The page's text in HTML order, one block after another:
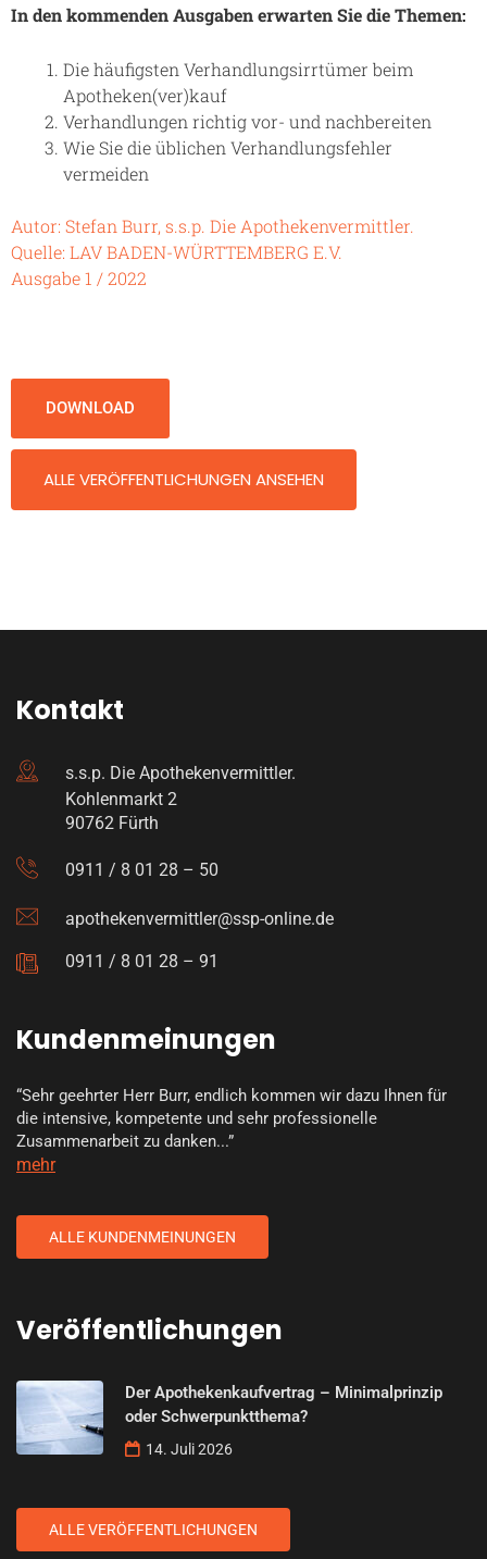
In den kommenden Ausgaben erwarten Sie die Themen:
Die häufigsten Verhandlungsirrtümer beim
Apotheken(ver)kauf
Verhandlungen richtig vor- und nachbereiten
Wie Sie die üblichen Verhandlungsfehler
vermeiden
Autor: Stefan Burr, s.s.p. Die Apothekenvermittler.
Quelle: LAV BADEN-WÜRTTEMBERG E.V.
Ausgabe 1 / 2022
DOWNLOAD
ALLE VERÖFFENTLICHUNGEN ANSEHEN
Kontakt
s.s.p. Die Apothekenvermittler.
Kohlenmarkt 2
90762 Fürth
0911 / 8 01 28 – 50
apothekenvermittler@ssp-online.de
0911 / 8 01 28 – 91
Kundenmeinungen
“Sehr geehrter Herr Burr, endlich kommen wir dazu Ihnen für
die intensive, kompetente und sehr professionelle
Zusammenarbeit zu danken...”
mehr
ALLE KUNDENMEINUNGEN
Veröffentlichungen
Der Apothekenkaufvertrag – Minimalprinzip
oder Schwerpunktthema?
14. Juli 2026
ALLE VERÖFFENTLICHUNGEN